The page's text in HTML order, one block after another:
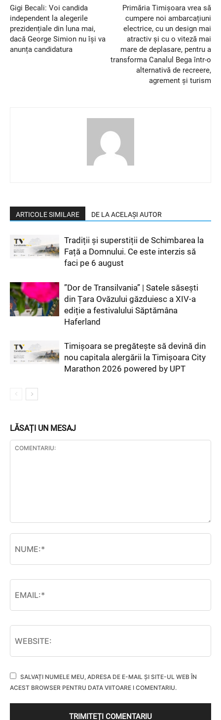
Gigi Becali: Voi candida
independent la alegerile
prezidențiale din luna mai,
dacă George Simion nu își va
anunța candidatura
Primăria Timișoara vrea să
cumpere noi ambarcațiuni
electrice, cu un design mai
atractiv și cu o viteză mai
mare de deplasare, pentru a
transforma Canalul Bega într-o
alternativă de recreere,
agrement și turism
ARTICOLE SIMILARE DE LA ACELAȘI AUTOR
Tradiții și superstiții de Schimbarea la
Față a Domnului. Ce este interzis să
faci pe 6 august
”Dor de Transilvania” | Satele săsești
din Țara Ovăzului găzduiesc a XIV-a
ediție a festivalului Săptămâna
Haferland
Timișoara se pregătește să devină din
nou capitala alergării la Timișoara City
Marathon 2026 powered by UPT
LĂSAȚI UN MESAJ
SALVAȚI NUMELE MEU, ADRESA DE E-MAIL ȘI SITE-UL WEB ÎN
ACEST BROWSER PENTRU DATA VIITOARE I COMENTARIU.